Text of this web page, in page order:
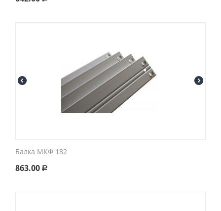
Балка МКФ 182
863.00 Р